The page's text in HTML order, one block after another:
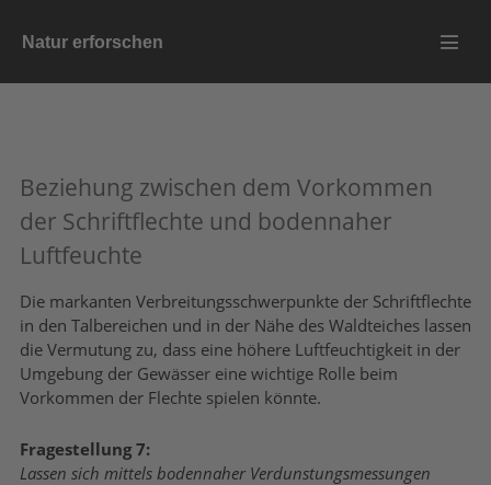
InhaltNatur erforschen
Beziehung zwischen dem Vorkommen
der Schriftflechte und bodennaher
Luftfeuchte
Die markanten Verbreitungsschwerpunkte der Schriftflechte
in den Talbereichen und in der Nähe des Waldteiches lassen
die Vermutung zu, dass eine höhere Luftfeuchtigkeit in der
Umgebung der Gewässer eine wichtige Rolle beim
Vorkommen der Flechte spielen könnte.
Fragestellung 7:
Lassen sich mittels bodennaher Verdunstungsmessungen